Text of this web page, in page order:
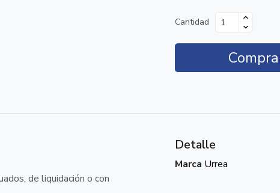
Cantidad
de liquidación o con
Detalle
Marca Urrea